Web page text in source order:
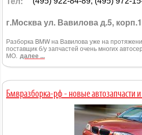
г.Москва ул. Вавилова д.5, корп.1
Разборка BMW на Вавилова уже на
поставщик б/у запчастей очень многих
МО. далее ...
Бмвразборка-рф - новые автозапчасти